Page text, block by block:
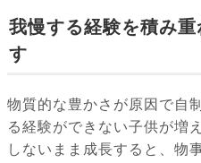
我慢する経験を積み
す
物質的な豊かさが原因で自
る経験ができない子供が増
しないまま成長すると、物